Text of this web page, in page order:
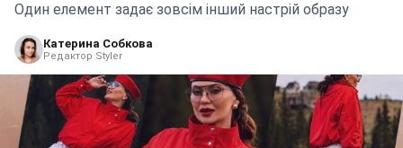
Один елемент задає зовсім інший настрій образу
Катерина Собкова
Редактор Styler